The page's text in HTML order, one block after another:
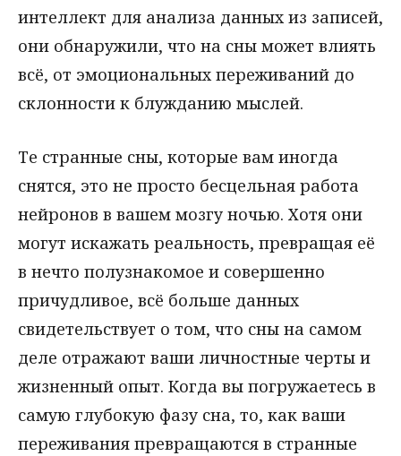
интеллект для анализа данных из записей,
они обнаружили, что на сны может влиять
всё, от эмоциональных переживаний до
склонности к блужданию мыслей.
Те странные сны, которые вам иногда
снятся, это не просто бесцельная работа
нейронов в вашем мозгу ночью. Хотя они
могут искажать реальность, превращая её
в нечто полузнакомое и совершенно
причудливое, всё больше данных
свидетельствует о том, что сны на самом
деле отражают ваши личностные черты и
жизненный опыт. Когда вы погружаетесь в
самую глубокую фазу сна, то, как ваши
переживания превращаются в странные